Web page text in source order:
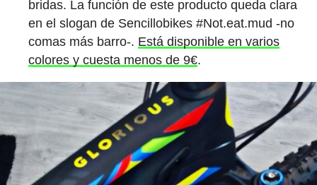
bridas. La función de este producto queda clara
en el slogan de Sencillobikes #Not.eat.mud -no
comas más barro-. Está disponible en varios
colores y cuesta menos de 9€.